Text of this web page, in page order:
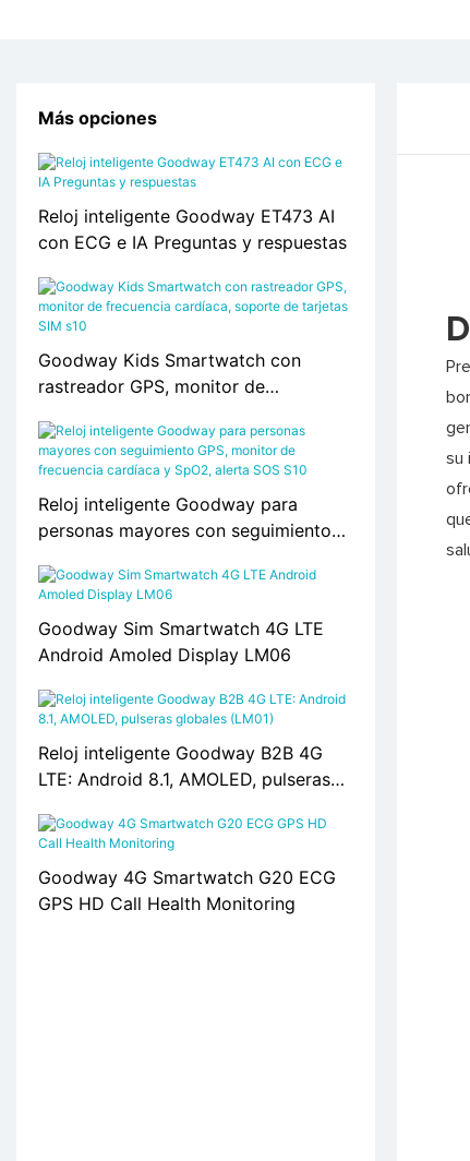
su
Más opciones
Reloj inteligente Goodway ET473 AI
con ECG e IA Preguntas y respuestas
Goodway Kids Smartwatch con
rastreador GPS, monitor de
tarjetas SIM s10
Reloj inteligente Goodway para
personas mayores con seguimiento
y SpO2, alerta SOS S10
Goodway Sim Smartwatch 4G LTE
Android Amoled Display LM06
Reloj inteligente Goodway B2B 4G
LTE: Android 8.1, AMOLED, pulseras
Goodway 4G Smartwatch G20 ECG
GPS HD Call Health Monitoring